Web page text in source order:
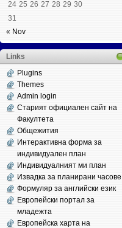
24 25 26 27 28 29 30
31
« Nov
Links
Plugins
Themes
Admin login
Старият официален сайт на
Факултета
Общежития
Интерактивна форма за
индивидуален план
Индивидуалният ми план
Извадка за планирани часове
Формуляр за английски език
Европейски портал за
младежта
Европейска харта на